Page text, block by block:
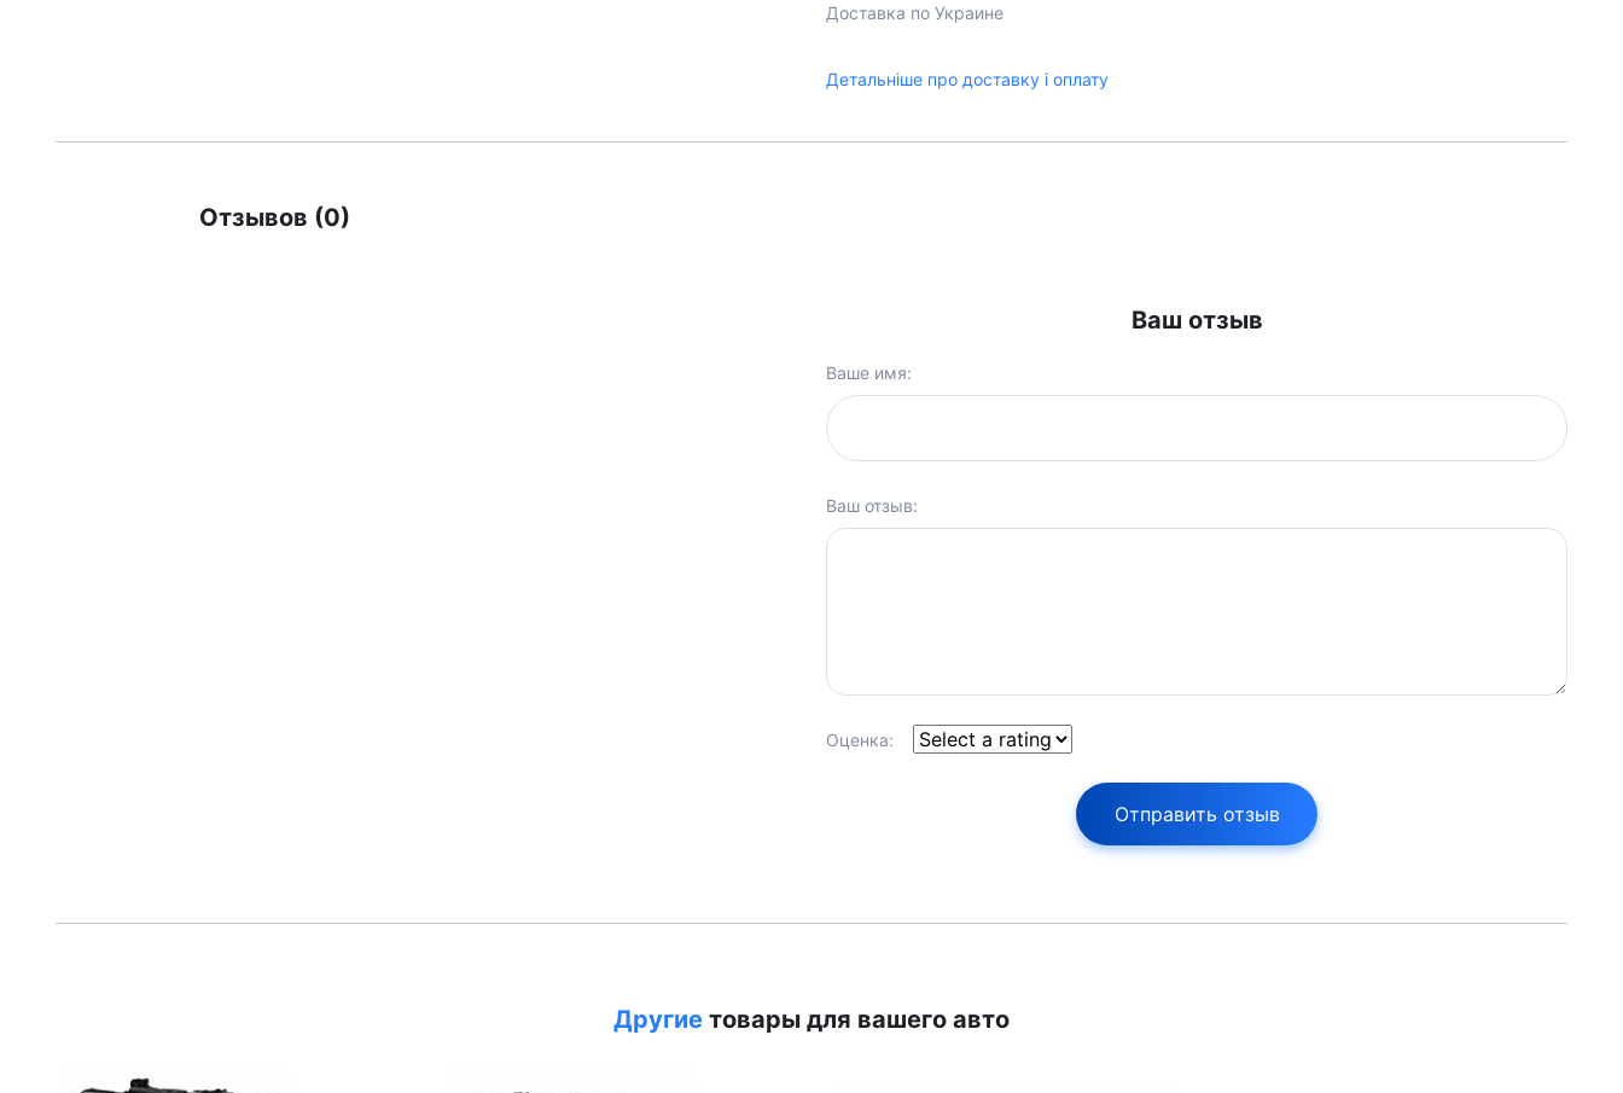
Доставка по Украине
Детальніше про доставку і оплату
Отзывов (0)
Ваш отзыв
Ваше имя:
Ваш отзыв:
Оценка:
Отправить отзыв
Другие товары для вашего авто